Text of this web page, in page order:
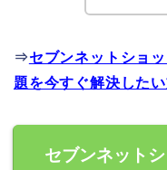
⇒セブンネットショ
題を今すぐ解決した
セブンネット